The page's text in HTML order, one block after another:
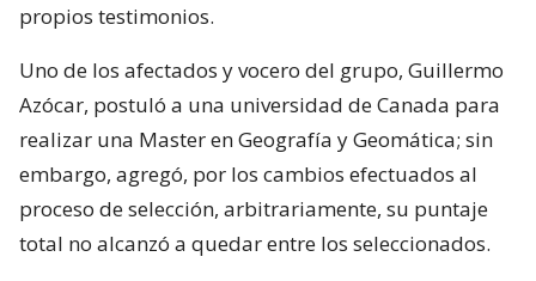
propios testimonios.
Uno de los afectados y vocero del grupo, Guillermo
Azócar, postuló a una universidad de Canada para
realizar una Master en Geografía y Geomática; sin
embargo, agregó, por los cambios efectuados al
proceso de selección, arbitrariamente, su puntaje
total no alcanzó a quedar entre los seleccionados.